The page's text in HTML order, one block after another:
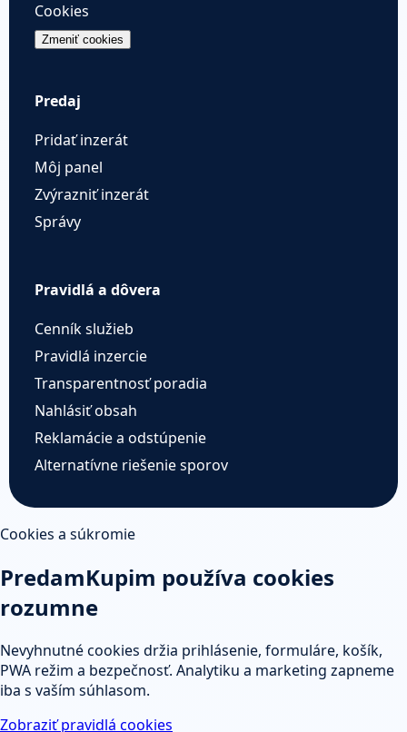
Cookies
Zmeniť cookies
Predaj
Pridať inzerát
Môj panel
Zvýrazniť inzerát
Správy
Pravidlá a dôvera
Cenník služieb
Pravidlá inzercie
Transparentnosť poradia
Nahlásiť obsah
Reklamácie a odstúpenie
Alternatívne riešenie sporov
Cookies a súkromie
PredamKupim používa cookies
rozumne
Nevyhnutné cookies držia prihlásenie, formuláre, košík,
PWA režim a bezpečnosť. Analytiku a marketing zapneme
iba s vaším súhlasom.
Zobraziť pravidlá cookies